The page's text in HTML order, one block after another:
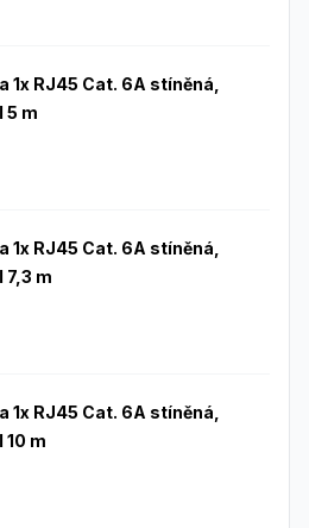
1x RJ45 Cat. 6A stíněná,
5 m
1x RJ45 Cat. 6A stíněná,
7,3 m
1x RJ45 Cat. 6A stíněná,
10 m